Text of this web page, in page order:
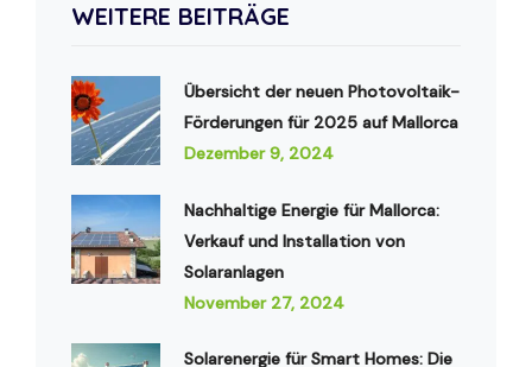
WEITERE BEITRÄGE
Übersicht der neuen Photovoltaik-
Förderungen für 2025 auf Mallorca
Dezember 9, 2024
Nachhaltige Energie für Mallorca:
Verkauf und Installation von
Solaranlagen
November 27, 2024
Solarenergie für Smart Homes: Die